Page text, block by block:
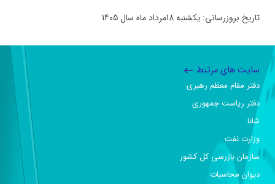
تاریخ بروزرسانی: یکشنبه 18مرداد ماه سال 1405
سایت های مرتبط
دفتر مقام معظم رهبری
دفتر ریاست جمهوری
شانا
وزارت نفت
سازمان بازرسی کل کشور
دیوان محاسبات